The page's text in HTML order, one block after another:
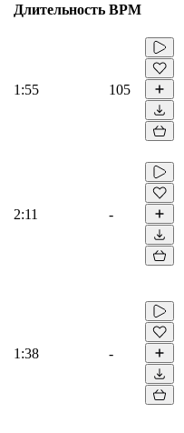
Длительность BPM
1:55 105
2:11 -
1:38 -